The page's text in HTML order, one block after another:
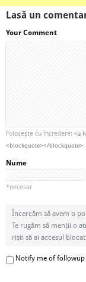
Lasă un
Your Comment
Foloseşte cu încredere: <a
<blockquote></blockquote>
Nume
*necesar
Încercăm să avem o
Te rugăm să menții o
riști să ai accesul
Notify me of